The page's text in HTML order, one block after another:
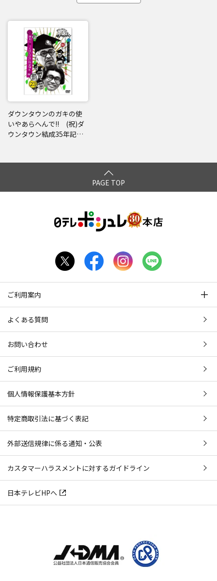
ダウンタウンのガキの使
いやあらへんで!! (祝)ダ
ウンタウン結成35年記念
てはいけない科学博士24
PAGE TOP
ご利用案内
よくある質問
お問い合わせ
ご利用規約
個人情報保護基本方針
特定商取引法に基づく表記
外部送信規律に係る通知・公表
カスタマーハラスメントに対するガイドライン
日本テレビHPへ